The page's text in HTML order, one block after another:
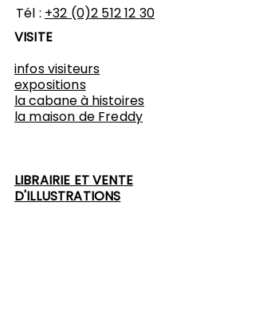
Tél : +32 (0)2 512 12 30
VISITE
infos visiteurs
expositions
​la cabane à histoires
la maison de Freddy
LIBRAIRIE ET VENTE
D'ILLUSTRATIONS